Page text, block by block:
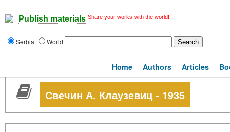
Publish materials Share your works with the world!
Serbia World
Home Authors Articles
Свечин А. Клаузевиц - 1935